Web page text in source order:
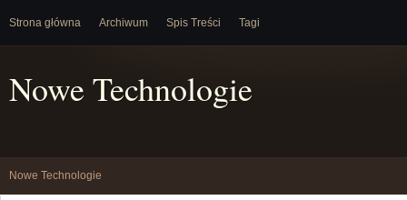
Strona główna Archiwum Spis Treści Tagi
Nowe Technologie
Nowe Technologie